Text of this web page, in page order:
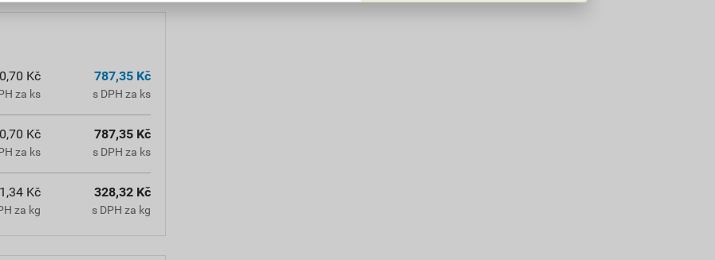
Kč
za ks
787,35 Kč
s DPH za ks
Kč
za ks
787,35 Kč
s DPH za ks
Kč
za kg
328,32 Kč
s DPH za kg